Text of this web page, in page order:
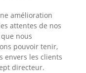
amélioration
attentes de nos
nous
pouvoir tenir,
envers les clients
directeur.